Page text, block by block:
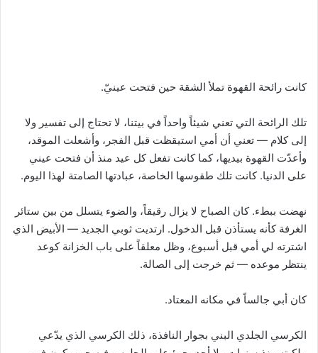
كانت رائحة القهوة تملأ الشقة حين فتحت عينيّ.
تلك الرائحة التي تعني شيئاً واحداً في بيتنا، لا تحتاج إلى تفسير ولا
إلى كلام — تعني أن أمي استيقظت قبل الفجر، وأشعلت الموقد،
وأعدّت القهوة بيديها، كما كانت تفعل كل عيد منذ أن فتحت عيني
على الدنيا. كانت تلك طقوسها الخاصة، عبادتها الصامتة لهذا اليوم.
نهضت ببطء. كان الصباح لا يزال رقيقاً، والضوء يتسلل من بين ستائر
الغرفة كأنه يستأذن قبل الدخول. ارتديت ثوبي الجديد — الأبيض الذي
اشترته لي أمي قبل أسبوع، وظل معلقاً على باب الخزانة كوعد
ينتظر موعده — ثم خرجت إلى الصالة.
كان أبي جالساً في مكانه المعتاد.
الكرسي الجلدي البني بجوار النافذة، ذلك الكرسي الذي يدّعي